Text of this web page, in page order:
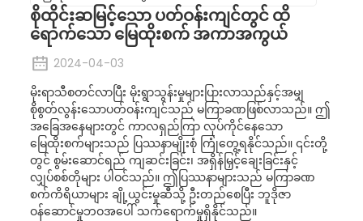
စိုထိုင်းဆမြင့်သော ပတ်ဝန်းကျင်တွင် ထိ
ရောက်သော မြေထိုးစက် အကာအကွယ်
2024-04-03
မိုးရာသီစတင်လာပြီး မိုးရွာသွန်းမှုများပြားလာသည်နှင့်အမျှ
စိုစွတ်လွန်းသောပတ်ဝန်းကျင်သည် မကြာခဏဖြစ်လာသည်။ ဤ
အခြေအနေများတွင် ကာလရှည်ကြာ လုပ်ကိုင်နေသော
မြေထိုးစက်များသည် ပြဿနာမျိုးစုံ ကြုံတွေ့ရနိုင်သည်။ ၎င်းတို့
တွင် စွမ်းဆောင်ရည် ကျဆင်းခြင်း၊ အရှိန်မြှင့်ချေးခြင်းနှင့်
လျှပ်စစ်တိုများ ပါဝင်သည်။ ဤပြဿနာများသည် မကြာခဏ
စက်ကိရိယာများ ချို့ယွင်းမှုဆီသို့ ဦးတည်စေပြီး ဘူဒိုဇာ
ဝန်ဆောင်မှုဘဝအပေါ် သက်ရောက်မှုရှိနိုင်သည်။